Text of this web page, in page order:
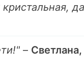
– Светлана,